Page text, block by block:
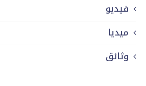
فيديو
ميديا
وثائق